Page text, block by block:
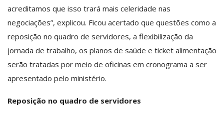
acreditamos que isso trará mais celeridade nas
negociações”, explicou. Ficou acertado que questões como a
reposição no quadro de servidores, a flexibilização da
jornada de trabalho, os planos de saúde e ticket alimentação
serão tratadas por meio de oficinas em cronograma a ser
apresentado pelo ministério.
Reposição no quadro de servidores